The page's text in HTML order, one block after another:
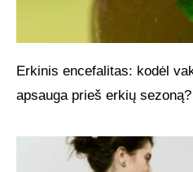
Erkinis encefalitas: kodėl
apsauga prieš erkių sezoną?